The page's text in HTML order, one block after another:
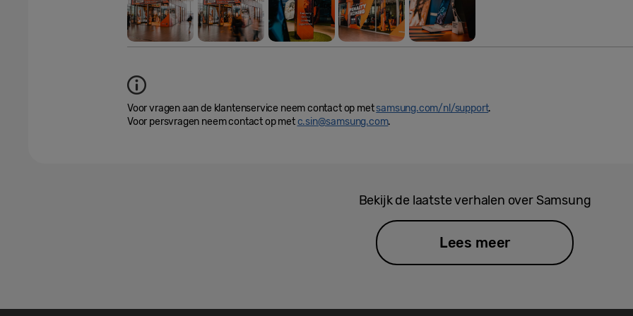
Voor vragen aan de klantenservice neem contact op metsamsung.com/nl/support.
Voor persvragen neem contact op metc.sin@samsung.com.
Bekijk de laatste verhalen over Samsung
Lees meer